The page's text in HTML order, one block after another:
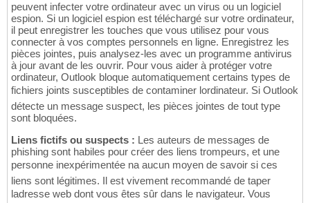
peuvent infecter votre ordinateur avec un virus ou un logiciel
espion. Si un logiciel espion est téléchargé sur votre ordinateur,
il peut enregistrer les touches que vous utilisez pour vous
connecter à vos comptes personnels en ligne. Enregistrez les
pièces jointes, puis analysez-les avec un programme antivirus
à jour avant de les ouvrir. Pour vous aider à protéger votre
ordinateur, Outlook bloque automatiquement certains types de
fichiers joints susceptibles de contaminer lordinateur. Si Outlook
détecte un message suspect, les pièces jointes de tout type
sont bloquées.
Liens fictifs ou suspects : Les auteurs de messages de
phishing sont habiles pour créer des liens trompeurs, et une
personne inexpérimentée na aucun moyen de savoir si ces
liens sont légitimes. Il est vivement recommandé de taper
ladresse web dont vous êtes sûr dans le navigateur. Vous